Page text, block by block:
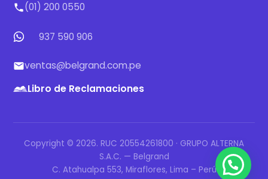
(01) 200 0550
937 590 906
ventas@belgrand.com.pe
Libro de Reclamaciones
Copyright © 2026. RUC 20554261800 · GRUPO ALTERNA
S.A.C. — Belgrand
C. Atahualpa 553, Miraflores, Lima – Perú
¿Qué producto estás buscando?